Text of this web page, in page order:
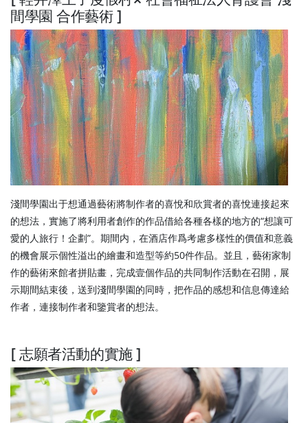
間學園 合作藝術 ]
淺間學園出于想通過藝術將制作者的喜悅和欣賞者的喜悅連接起來
的想法，實施了將利用者創作的作品借給各種各樣的地方的“想讓可
愛的人旅行！企劃”。期間内，在酒店作爲考慮多樣性的價值和意義
的機會展示個性溢出的繪畫和造型等約50件作品。並且，藝術家制
作的藝術來館者拼貼畫，完成壹個作品的共同制作活動在召開，展
示期間結束後，送到淺間學園的同時，把作品的感想和信息傳達給
作者，連接制作者和鑒賞者的想法。
[ 志願者活動的實施 ]